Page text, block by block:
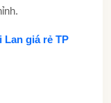
Lan giá rẻ TP